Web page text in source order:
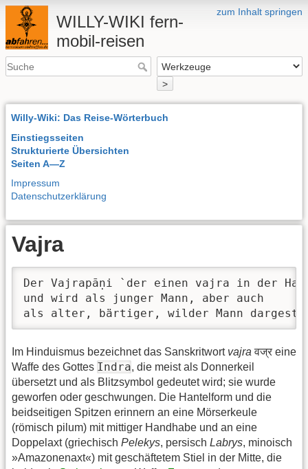
zum Inhalt springen
WILLY-WIKI fern-
mobil-reisen
>
Willy-Wiki: Das Reise-Wörterbuch
Einstiegsseiten
Strukturierte Übersichten
Seiten A—Z
Impressum
Datenschutzerklärung
Vajra
Der Vajrapāṇi `der einen vajra in der
und wird als junger Mann, aber auch
als alter, bärtiger, wilder Mann
Im Hinduismus bezeichnet das Sanskritwort vajra वज्र eine
Waffe des Gottes Indra, die meist als Donnerkeil
übersetzt und als Blitzsymbol gedeutet wird; sie wurde
geworfen oder geschwungen. Die Hantelform und die
beidseitigen Spitzen erinnern an eine Mörserkeule
(römisch pilum) mit mittiger Handhabe und an eine
Doppelaxt (griechisch Pelekys, persisch Labrys, minoisch
»Amazonenaxt«) mit geschäftetem Stiel in der Mitte, die